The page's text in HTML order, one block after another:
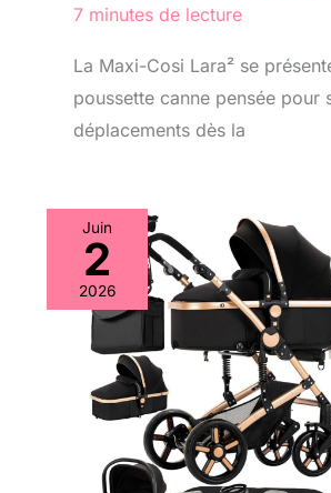
7 minutes de lecture
La Maxi-Cosi Lara² se
poussette canne pensée pour
déplacements dès la
Juin
2
2026